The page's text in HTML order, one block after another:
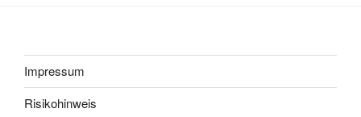
Impressum
Risikohinweis